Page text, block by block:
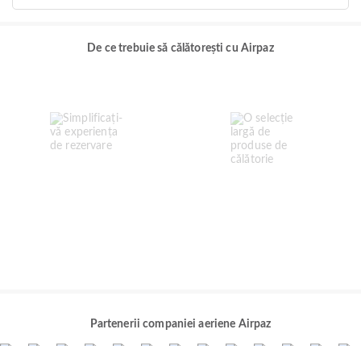
De ce trebuie să călătorești cu Airpaz
Partenerii companiei aeriene Airpaz